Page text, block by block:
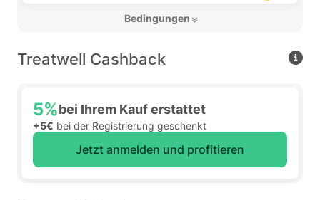
Bedingungen
Treatwell Cashback
5%bei Ihrem Kauf erstattet
+5€ bei der Registrierung geschenkt
Jetzt anmelden und profitieren